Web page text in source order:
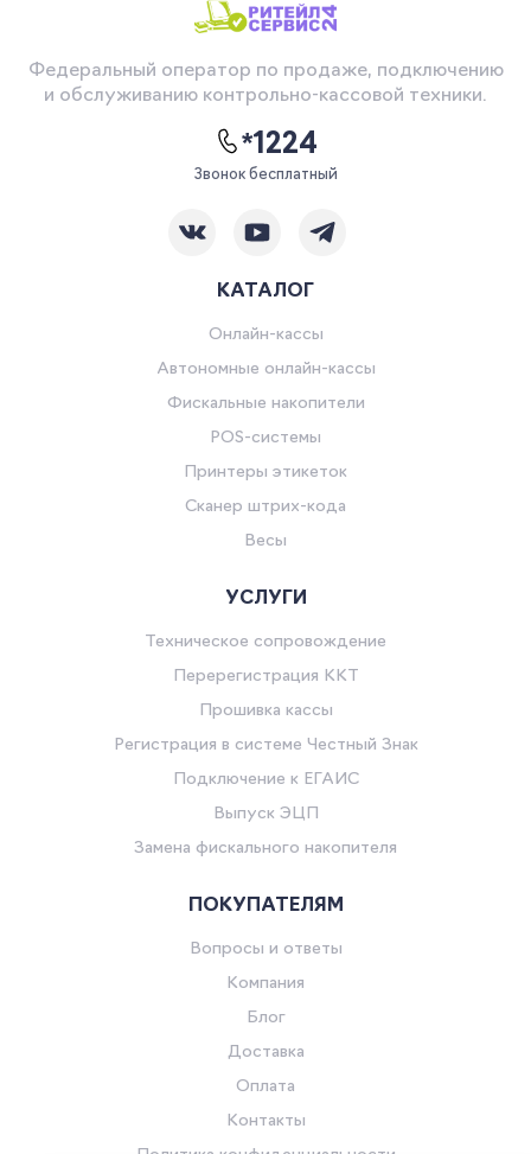
Федеральный оператор по продаже, подключению
и обслуживанию контрольно-кассовой техники.
*1224
Звонок бесплатный
КАТАЛОГ
Онлайн-кассы
Автономные онлайн-кассы
Фискальные накопители
POS-системы
Принтеры этикеток
Сканер штрих-кода
Весы
УСЛУГИ
Техническое сопровождение
Перерегистрация ККТ
Прошивка кассы
Регистрация в системе Честный Знак
Подключение к ЕГАИС
Выпуск ЭЦП
Замена фискального накопителя
ПОКУПАТЕЛЯМ
Вопросы и ответы
Компания
Блог
Доставка
Оплата
Контакты